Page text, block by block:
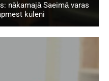
nākamajā Saeimā varas
kūleni